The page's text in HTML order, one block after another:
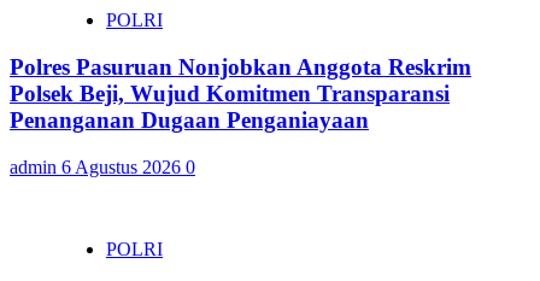
POLRI
Polres Pasuruan Nonjobkan Anggota Reskrim
Polsek Beji, Wujud Komitmen Transparansi
Penanganan Dugaan Penganiayaan
admin 6 Agustus 2026 0
POLRI